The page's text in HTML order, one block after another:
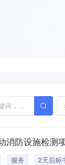
消防设施检测
服务
2天后标